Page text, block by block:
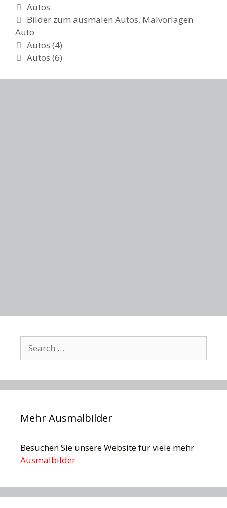
Categories
Autos
Tags
Bilder zum ausmalen Autos, Malvorlagen
Auto
Post
navigation
Autos (4)
Autos (6)
for:
Mehr Ausmalbilder
Besuchen Sie unsere Website für viele mehr
Ausmalbilder